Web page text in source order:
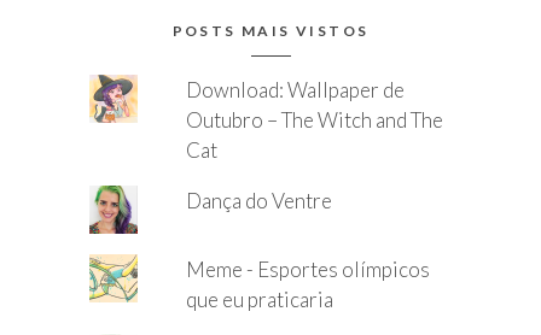
POSTS MAIS VISTOS
Download: Wallpaper de
Outubro – The Witch and The
Cat
Dança do Ventre
Meme - Esportes olímpicos
que eu praticaria